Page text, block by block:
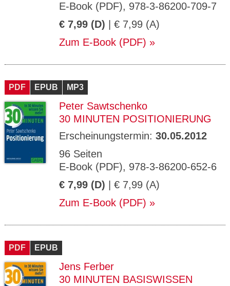
E-Book (PDF), 978-3-86200-709-7
€ 7,99 (D) | € 7,99 (A)
Zum E-Book (PDF)
PDF EPUB MP3
Peter Sawtschenko
30 MINUTEN POSITIONIERUNG
Erscheinungstermin: 30.05.2012
96 Seiten
E-Book (PDF), 978-3-86200-652-6
€ 7,99 (D) | € 7,99 (A)
Zum E-Book (PDF)
PDF EPUB
Jens Ferber
30 MINUTEN BASISWISSEN